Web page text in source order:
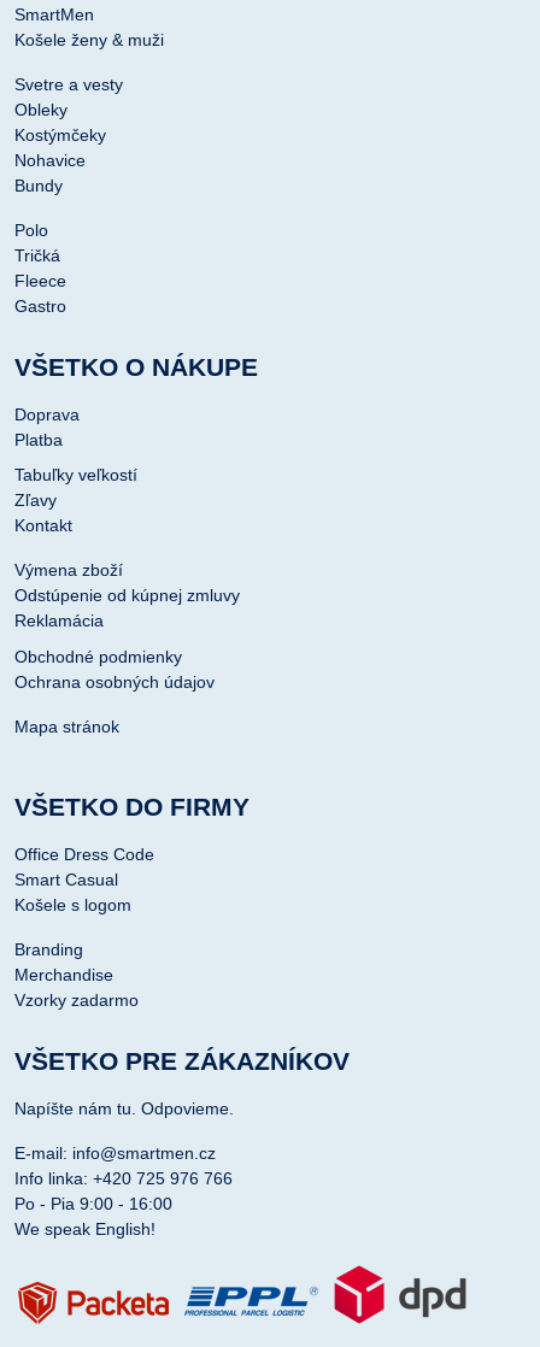
SmartMen
Košele ženy & muži
Svetre a vesty
Obleky
Kostýmčeky
Nohavice
Bundy
Polo
Tričká
Fleece
Gastro
VŠETKO O NÁKUPE
Doprava
Platba
Tabuľky veľkostí
Zľavy
Kontakt
Výmena zboží
Odstúpenie od kúpnej zmluvy
Reklamácia
Obchodné podmienky
Ochrana osobných údajov
Mapa stránok
VŠETKO DO FIRMY
Office Dress Code
Smart Casual
Košele s logom
Branding
Merchandise
Vzorky zadarmo
VŠETKO PRE ZÁKAZNÍKOV
Napíšte nám tu. Odpovieme.
E-mail: info@smartmen.cz
Info linka: +420 725 976 766
Po - Pia 9:00 - 16:00
We speak English!